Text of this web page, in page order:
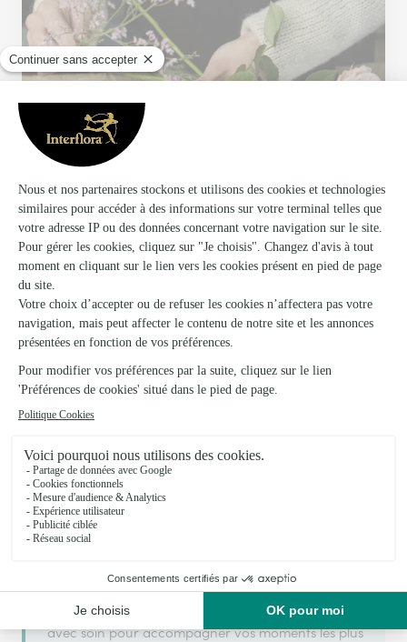
Votre fleuriste artisan à Chartres
Carrement Fleurs s'appuie sur son partenariat avec
Interflora, réseau de transmission florale de
référence, pour vous garantir un service de qualité.
Chartres. Avec un souci de fraîcheur et de
créativité, chaque composition florale est réalisée
avec soin pour accompagner vos moments les plus